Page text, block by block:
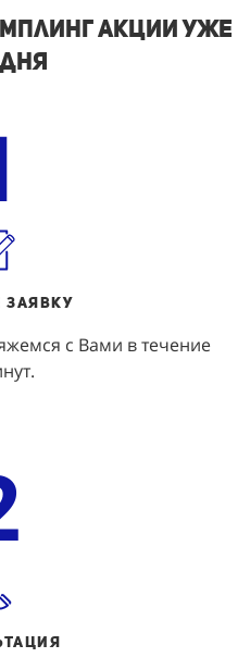
акции уже
ЗАЯВКУ
с Вами в течение